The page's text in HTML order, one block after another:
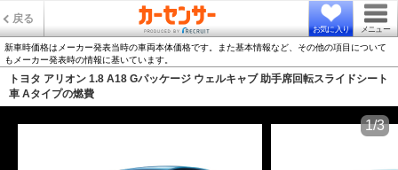
戻る
お気に入り メニュー
新車時価格はメーカー発表当時の車両本体価格です。また基本情報など、その他の項目について
もメーカー発表時の情報に基いています。
トヨタ アリオン 1.8 A18 Gパッケージ ウェルキャブ 助手席回転スライドシート
車 Aタイプの燃費
1/3